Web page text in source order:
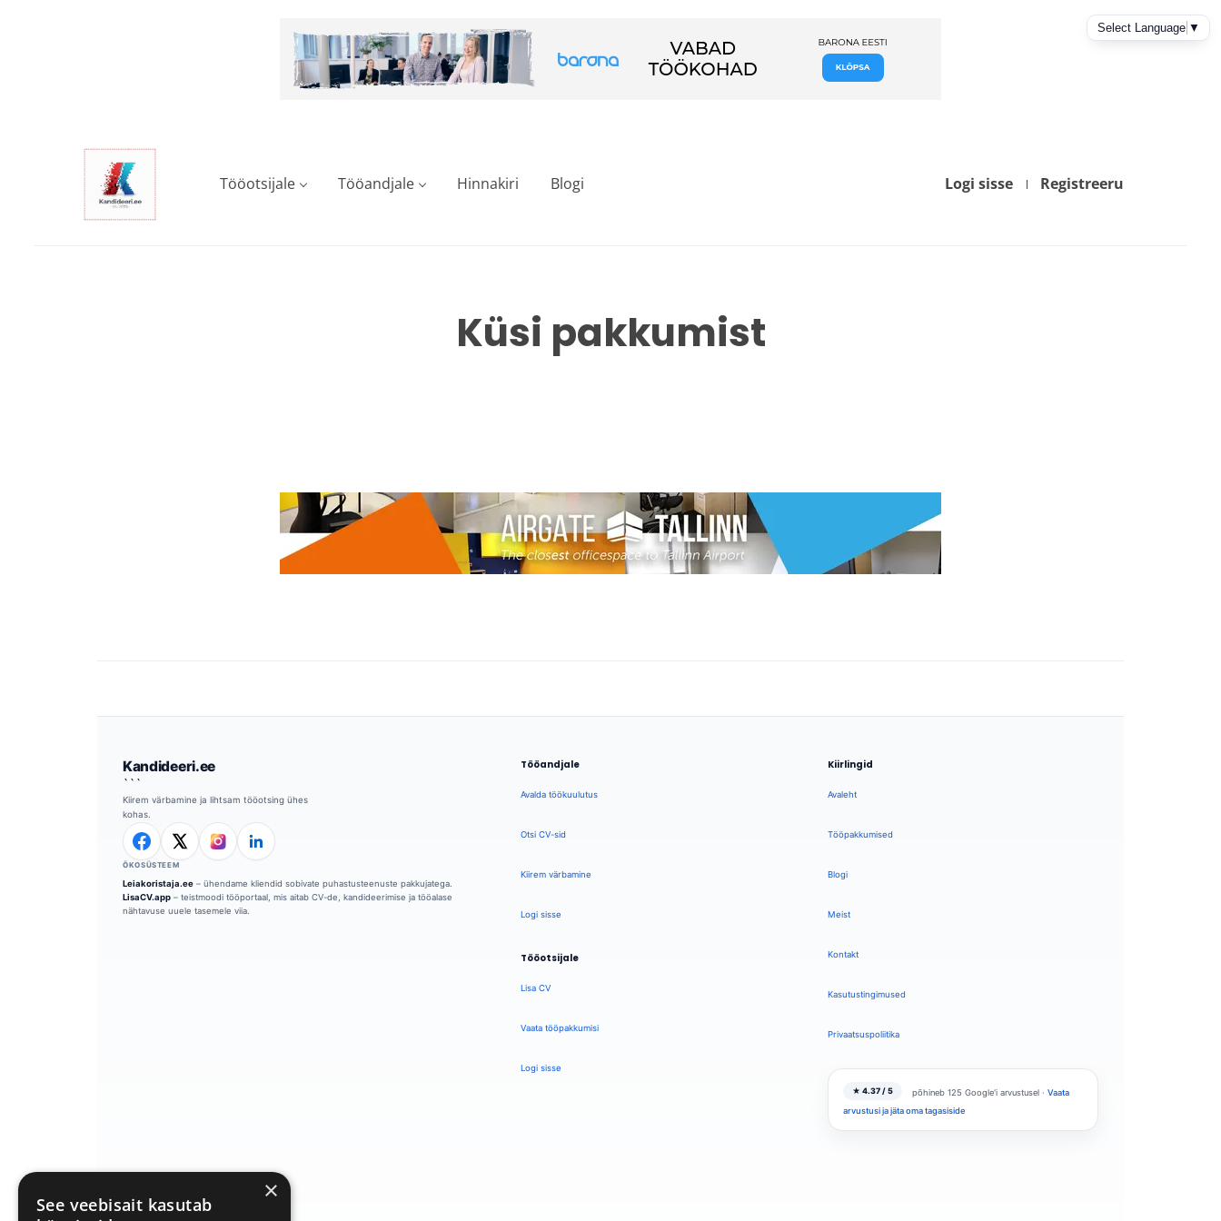
Logi sisse Registreeru
Tööotsijale Tööandjale Hinnakiri Blogi
Küsi pakkumist
Kandideeri.ee
```
Kiirem värbamine ja lihtsam tööotsing ühes
kohas.
ÖKOSÜSTEEM
Leiakoristaja.ee – ühendame kliendid sobivate puhastusteenuste pakkujatega.
LisaCV.app – teistmoodi tööportaal, mis aitab CV-de, kandideerimise ja tööalase
nähtavuse uuele tasemele viia.
Tööandjale
Avalda töökuulutus
Otsi CV-sid
Kiirem värbamine
Logi sisse
Tööotsijale
Lisa CV
Vaata tööpakkumisi
Logi sisse
Kiirlingid
Avaleht
Tööpakkumised
Blogi
Meist
Kontakt
Kasutustingimused
Privaatsuspoliitika
★ 4.37 / 5 põhineb 125 Google'i arvustusel · Vaata
arvustusi ja jäta oma tagasiside
``` ×
See veebisait kasutab